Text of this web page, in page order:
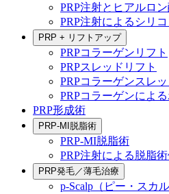
PRP注射とヒアルロ
PRP注射によるシリ
PRP + リフトアップ
PRPコラーゲンリフト
PRPスレッドリフト
PRPコラーゲンスレ
PRPコラーゲンによ
PRP形成術
PRP-MI脱脂術
PRP-MI脱脂術
PRP注射による脱脂
PRP発毛／薄毛治療
p-Scalp（ピー・スカ